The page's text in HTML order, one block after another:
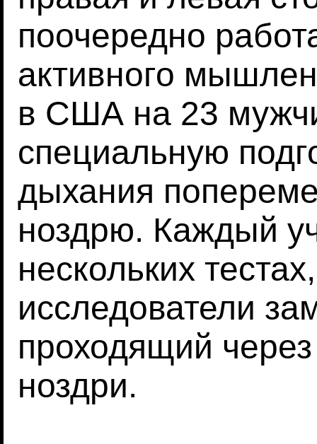
поочередно
активного
в США на 23
специальную
дыхания
ноздрю. Каждый
нескольких
исследователи
проходящий
ноздри.